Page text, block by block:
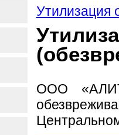
Утилизация
ООО